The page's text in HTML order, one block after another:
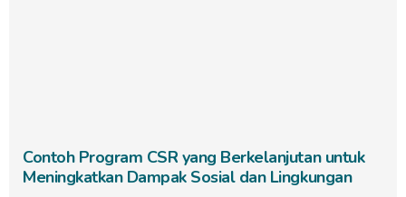
Contoh Program CSR yang Berkelanjutan untuk
Meningkatkan Dampak Sosial dan Lingkungan